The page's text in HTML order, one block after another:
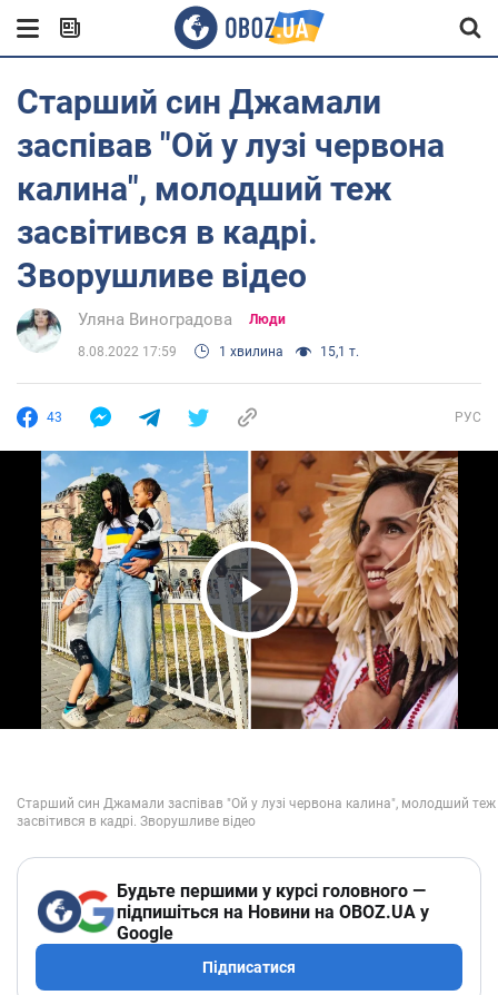
Старший син Джамали
заспівав "Ой у лузі червона
калина", молодший теж
засвітився в кадрі.
Зворушливе відео
Уляна Виноградова Люди
8.08.2022 17:59 1 хвилина 15,1 т.
43 РУС
Play Video
Будьте першими у курсі головного —
підпишіться на Новини на OBOZ.UA у
Google
Підписатися